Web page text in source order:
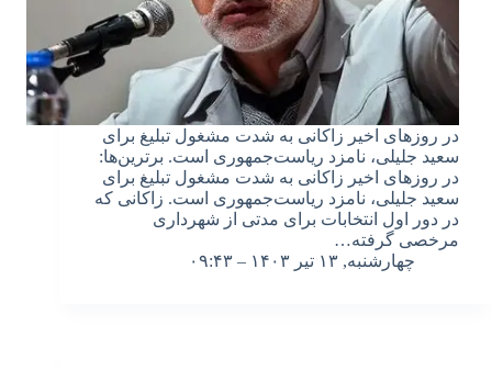
در روزهای اخیر زاکانی به شدت مشغول تبلیغ برای
سعید جلیلی، نامزد ریاست‌جمهوری است. برترین‌ها:
در روزهای اخیر زاکانی به شدت مشغول تبلیغ برای
سعید جلیلی، نامزد ریاست‌جمهوری است. زاکانی که
در دور اول انتخابات برای مدتی از شهرداری
مرخصی گرفته…
چهارشنبه, ۱۳ تیر ۱۴۰۳ – ۰۹:۴۳